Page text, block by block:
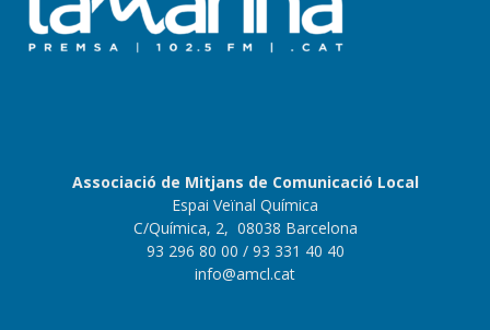
Associació de Mitjans de Comunicació Local
Espai Veïnal Química
C/Química, 2, 08038 Barcelona
93 296 80 00 / 93 331 40 40
info@amcl.cat